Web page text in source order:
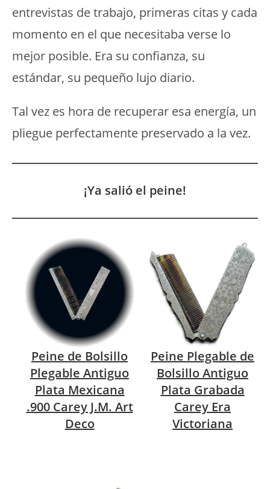
entrevistas de trabajo, primeras citas y cada
momento en el que necesitaba verse lo
mejor posible. Era su confianza, su
estándar, su pequeño lujo diario.
Tal vez es hora de recuperar esa energía, un
pliegue perfectamente preservado a la vez.
¡Ya salió el peine!
Peine de Bolsillo
Plegable Antiguo
Plata Mexicana
.900 Carey J.M. Art
Deco
Peine Plegable de
Bolsillo Antiguo
Plata Grabada
Carey Era
Victoriana